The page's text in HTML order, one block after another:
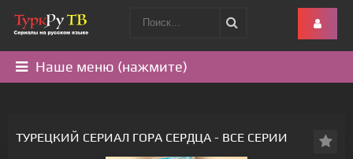
Наше меню (нажмите)
ТУРЕЦКИЙ СЕРИАЛ ГОРА СЕРДЦА - ВСЕ СЕРИИ